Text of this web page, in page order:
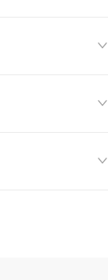


